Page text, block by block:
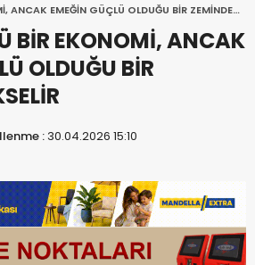
ANCAK EMEĞİN GÜÇLÜ OLDUĞU BİR ZEMİNDE
BİR EKONOMİ, ANCAK
OLDUĞU BİR
:30.04.2026 15:10